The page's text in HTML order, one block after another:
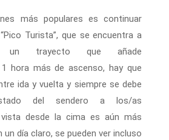
más populares es continuar
Turista”, que se encuentra a
un trayecto que añade
hora más de ascenso, hay que
ida y vuelta y siempre se debe
del sendero a los/as
desde la cima es aún más
un día claro, se pueden ver incluso